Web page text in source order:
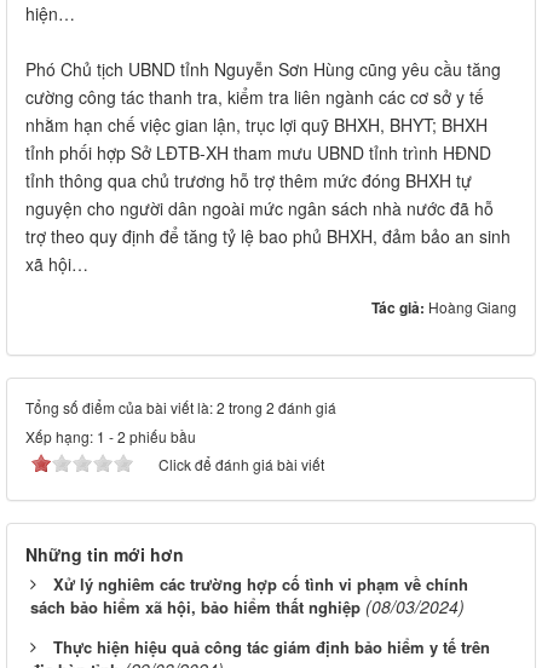
hiện…
Phó Chủ tịch UBND tỉnh Nguyễn Sơn Hùng cũng yêu cầu tăng
cường công tác thanh tra, kiểm tra liên ngành các cơ sở y tế
nhằm hạn chế việc gian lận, trục lợi quỹ BHXH, BHYT; BHXH
tỉnh phối hợp Sở LĐTB-XH tham mưu UBND tỉnh trình HĐND
tỉnh thông qua chủ trương hỗ trợ thêm mức đóng BHXH tự
nguyện cho người dân ngoài mức ngân sách nhà nước đã hỗ
trợ theo quy định để tăng tỷ lệ bao phủ BHXH, đảm bảo an sinh
xã hội…
Tác giả: Hoàng Giang
Tổng số điểm của bài viết là: 2 trong 2 đánh giá
Xếp hạng: 1 -2 phiếu bầu
Click để đánh giá bài viết
Những tin mới hơn
Xử lý nghiêm các trường hợp cố tình vi phạm về chính
sách bảo hiểm xã hội, bảo hiểm thất nghiệp (08/03/2024)
Thực hiện hiệu quả công tác giám định bảo hiểm y tế trên